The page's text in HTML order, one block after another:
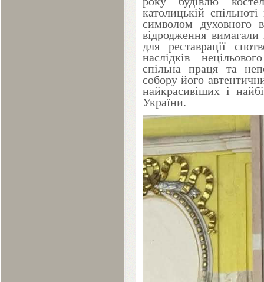
католицькій
символом духовного
відродження вимагали
для реставрації
наслідків
спільна праця та
собору його
найкрасивіших і
України.